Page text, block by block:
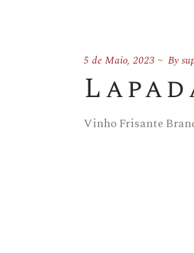
5 de Maio, 2023 By
Vinho Frisante